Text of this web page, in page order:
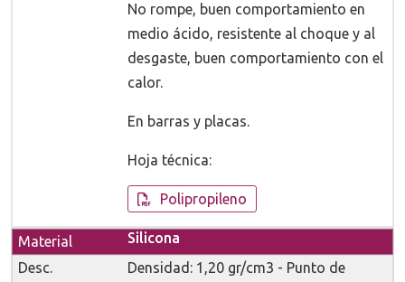
No rompe, buen comportamiento en
medio ácido, resistente al choque y al
desgaste, buen comportamiento con el
calor.
En barras y placas.
Hoja técnica:
Polipropileno
Silicona
Densidad: 1,20 gr/cm3 - Punto de